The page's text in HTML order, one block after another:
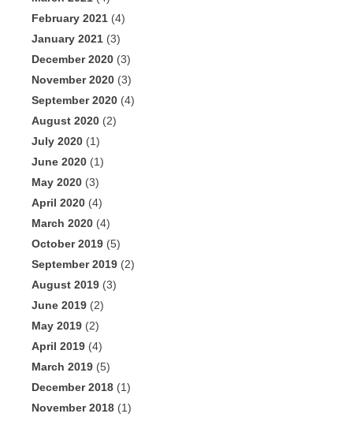
February 2021 (4)
January 2021 (3)
December 2020 (3)
November 2020 (3)
September 2020 (4)
August 2020 (2)
July 2020 (1)
June 2020 (1)
May 2020 (3)
April 2020 (4)
March 2020 (4)
October 2019 (5)
September 2019 (2)
August 2019 (3)
June 2019 (2)
May 2019 (2)
April 2019 (4)
March 2019 (5)
December 2018 (1)
November 2018 (1)